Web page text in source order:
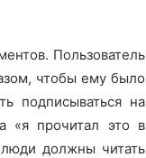
Пользователь
чтобы ему было
подписываться на
«я прочитал это в
должны читать